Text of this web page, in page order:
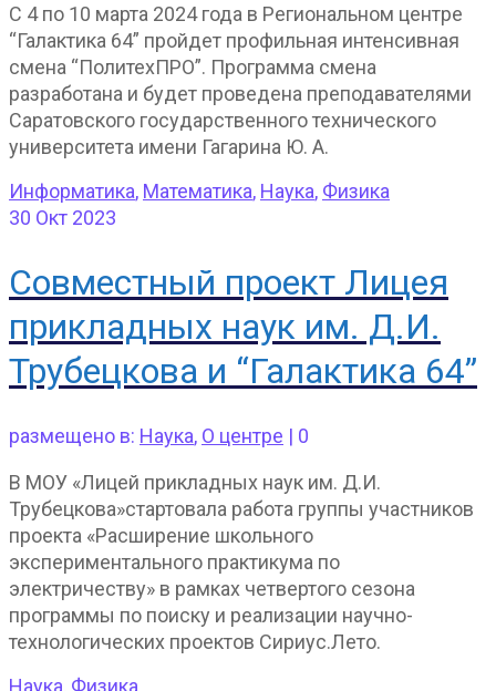
С 4 по 10 марта 2024 года в Региональном центре
“Галактика 64” пройдет профильная интенсивная
смена “ПолитехПРО”. Программа смена
разработана и будет проведена преподавателями
Саратовского государственного технического
университета имени Гагарина Ю. А.
Информатика, Математика, Наука, Физика
30 Окт 2023
Совместный проект Лицея
прикладных наук им. Д.И.
Трубецкова и “Галактика 64”
размещено в: Наука, О центре | 0
В МОУ «Лицей прикладных наук им. Д.И.
Трубецкова»стартовала работа группы участников
проекта «Расширение школьного
экспериментального практикума по
электричеству» в рамках четвертого сезона
программы по поиску и реализации научно-
технологических проектов Сириус.Лето.
Наука, Физика